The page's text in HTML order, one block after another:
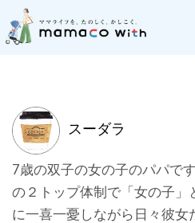
スーダラ
7歳の双子の女の子のパパで
の２トップ体制で「女の子」
に一喜一憂しながら日々彼女